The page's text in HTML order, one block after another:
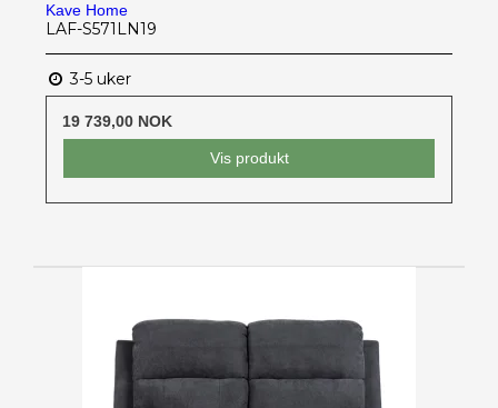
Kave Home
LAF-S571LN19
3-5 uker
19 739,00 NOK
Vis produkt